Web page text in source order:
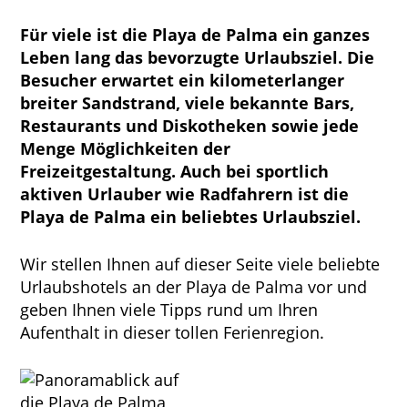
Für viele ist die Playa de Palma ein ganzes
Leben lang das bevorzugte Urlaubsziel. Die
Besucher erwartet ein kilometerlanger
breiter Sandstrand, viele bekannte Bars,
Restaurants und Diskotheken sowie jede
Menge Möglichkeiten der
Freizeitgestaltung. Auch bei sportlich
aktiven Urlauber wie Radfahrern ist die
Playa de Palma ein beliebtes Urlaubsziel.
Wir stellen Ihnen auf dieser Seite viele beliebte
Urlaubshotels an der Playa de Palma vor und
geben Ihnen viele Tipps rund um Ihren
Aufenthalt in dieser tollen Ferienregion.